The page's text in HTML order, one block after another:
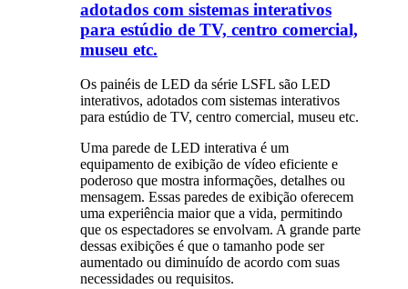
adotados com sistemas interativos
para estúdio de TV, centro comercial,
museu etc.
Os painéis de LED da série LSFL são LED
interativos, adotados com sistemas interativos
para estúdio de TV, centro comercial, museu etc.
Uma parede de LED interativa é um
equipamento de exibição de vídeo eficiente e
poderoso que mostra informações, detalhes ou
mensagem. Essas paredes de exibição oferecem
uma experiência maior que a vida, permitindo
que os espectadores se envolvam. A grande parte
dessas exibições é que o tamanho pode ser
aumentado ou diminuído de acordo com suas
necessidades ou requisitos.